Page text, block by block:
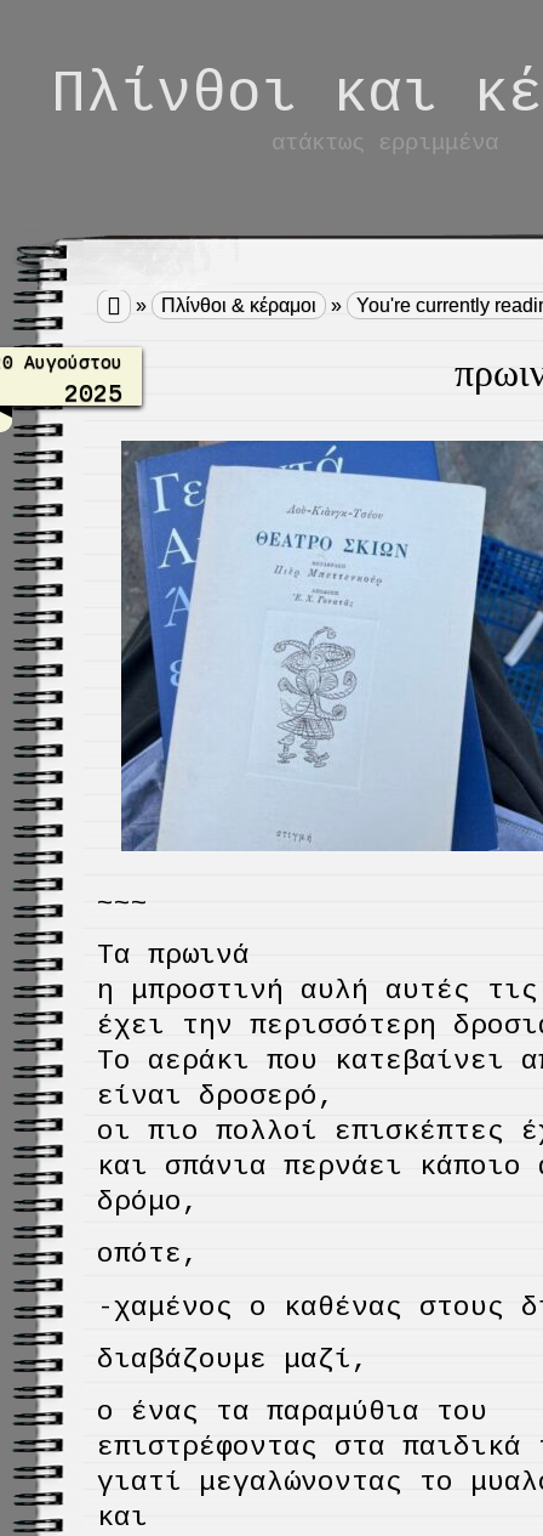
Πλίνθοι και
ατάκτως ερριμμένα
 » Πλίνθοι & κέραμοι » You're currently
Αυγούστου
2025
~~~
Τα πρωινά
η μπροστινή αυλή αυτές
έχει την περισσότερη
Το αεράκι που κατεβαίνει
είναι δροσερό,
οι πιο πολλοί επισκέπτες
και σπάνια περνάει κάποιο
δρόμο,
οπότε,
-χαμένος ο καθένας στους
διαβάζουμε μαζί,
ο ένας τα παραμύθια του
επιστρέφοντας στα παιδικά
γιατί μεγαλώνοντας το
και